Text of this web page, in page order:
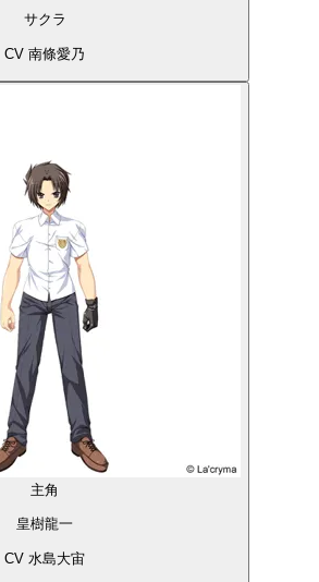
サクラ
CV 南條愛乃
主角
皇樹龍一
CV 水島大宙